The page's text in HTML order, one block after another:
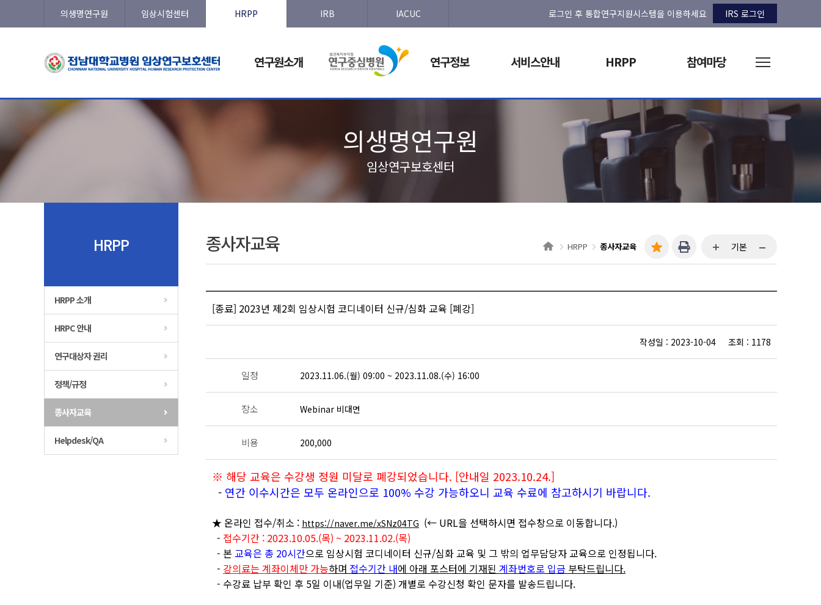
의생명연구원 임상시험센터 HRPP IRB IACUC 로그인 후 통합연구지원시스템을 이용하세요 IRS 로그인
연구원소개 연구정보 서비스안내 HRPP 참여마당
의생명연구원
임상연구보호센터
HRPP
HRPP 소개
HRPC 안내
연구대상자 권리
정책/규정
종사자교육
Helpdesk/QA
종사자교육 HRPP 종사자교육 기본
[종료] 2023년 제2회 임상시험 코디네이터 신규/심화 교육 [폐강]
작성일 : 2023-10-04 조회 : 1178
일정 2023.11.06.(월) 09:00 ~ 2023.11.08.(수) 16:00
장소 Webinar 비대면
비용 200,000
※ 해당 교육은 수강생 정원 미달로 폐강되었습니다. [안내일 2023.10.24.]
- 연간 이수시간은 모두 온라인으로 100% 수강 가능하오니 교육 수료에 참고하시기 바랍니다.
★ 온라인 접수/취소 : https://naver.me/xSNz04TG (← URL을 선택하시면 접수창으로 이동합니다.)
- 접수기간 : 2023.10.05.(목) ~ 2023.11.02.(목)
- 본 교육은 총 20시간으로 임상시험 코디네이터 신규/심화 교육 및 그 밖의 업무담당자 교육으로 인정됩니다.
- 강의료는 계좌이체만 가능하며 접수기간 내에 아래 포스터에 기재된 계좌번호로 입금 부탁드립니다.
- 수강료 납부 확인 후 5일 이내(업무일 기준) 개별로 수강신청 확인 문자를 발송드립니다.